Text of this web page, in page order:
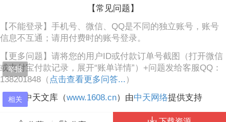
相关
举报
便捷地申报享受个税汇算扣除。,汇算内容,【问题2】个人所得税综合所
得汇算清缴的内容是什么？答：个人所得税综合所得汇算清缴管理办法
纳税年度合并计算个人所得税，并依法办理汇算清缴。第三条 本办法所
称综合所得，是指纳税人取得的工资薪金所得、劳务报酬所得、稿酬所
得和特许权使用费所得。本办法所称汇算清缴，是指纳税人汇总一个纳
附加扣除、依法确定的其他扣除和符合条件的公益慈善事业捐赠后，适
用综合所得个人所得税税率并减去速算
【常见问题】
【不能登录】手机号、微信、QQ是不同的独立账号，账号
信息不互通；请用付费时的账号登录。
【更多问题】请将您的用户ID或付款订单号截图（打开微信
或支付宝付款记录，展开“账单详情”）+问题发给客服QQ：
138201848（ 点击查看更多问答... ）
中天文库（www.1608.cn）由中天网络提供支持